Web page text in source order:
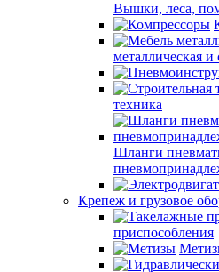
Вышки, леса,
металлическая
техника
Шланги
Крепеж и грузовое
приспособления